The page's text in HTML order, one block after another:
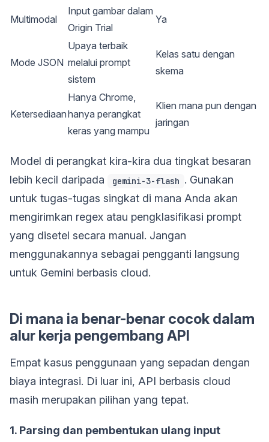
Multimodal
Input gambar dalam
Origin Trial
Ya
Mode JSON
Upaya terbaik
melalui prompt
sistem
Kelas satu dengan
skema
Ketersediaan
Hanya Chrome,
hanya perangkat
keras yang mampu
Klien mana pun dengan
jaringan
Model di perangkat kira-kira dua tingkat besaran
lebih kecil daripada
gemini-3-flash . Gunakan
untuk tugas-tugas singkat di mana Anda akan
mengirimkan regex atau pengklasifikasi prompt
yang disetel secara manual. Jangan
menggunakannya sebagai pengganti langsung
untuk Gemini berbasis cloud.
Di mana ia benar-benar cocok dalam
alur kerja pengembang API
Empat kasus penggunaan yang sepadan dengan
biaya integrasi. Di luar ini, API berbasis cloud
masih merupakan pilihan yang tepat.
1. Parsing dan pembentukan ulang input